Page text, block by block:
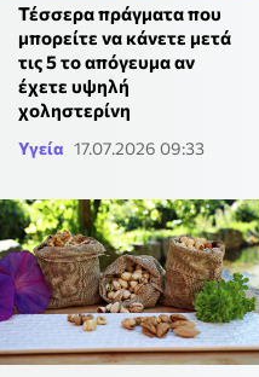
Τέσσερα πράγματα που
μπορείτε να κάνετε μετά
τις 5 το απόγευμα αν
έχετε υψηλή
χοληστερίνη
Υγεία 17.07.2026 09:33